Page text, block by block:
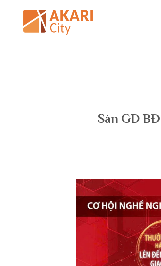
Sàn GD